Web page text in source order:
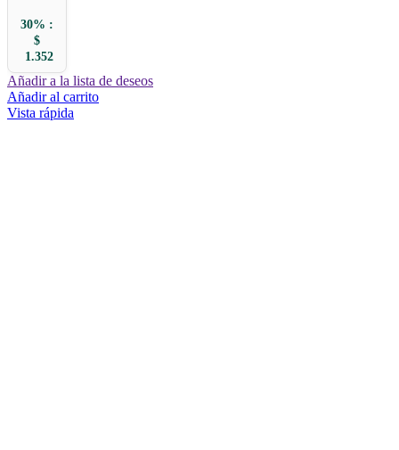
30% :
$
1.352
Añadir a la lista de deseos
Añadir al carrito
Vista rápida